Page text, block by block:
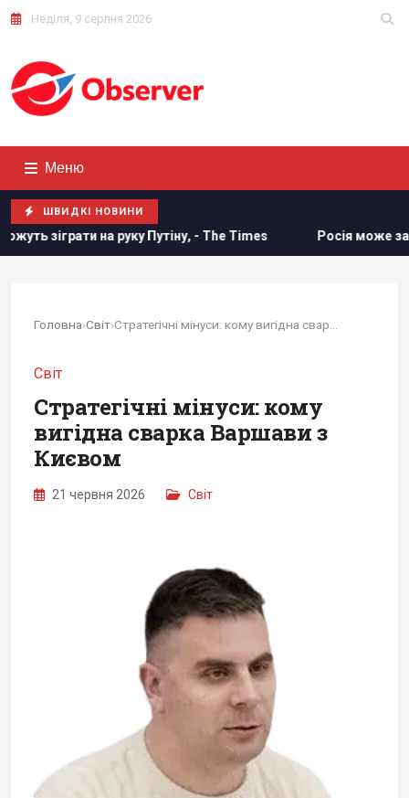
Неділя, 9 серпня 2026
Меню
ШВИДКІ НОВИНИ
руку Путіну, - The Times Росія може застосувати
Головна›Світ›
Світ
Стратегічні мінуси: кому
вигідна сварка Варшави з
Києвом
21 червня 2026 Світ